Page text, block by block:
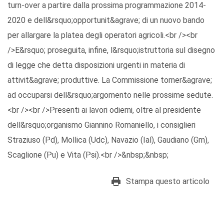
turn-over a partire dalla prossima programmazione 2014-
2020 e dell&rsquo;opportunit&agrave; di un nuovo bando
per allargare la platea degli operatori agricoli.<br /><br
/>E&rsquo; proseguita, infine, l&rsquo;istruttoria sul disegno
di legge che detta disposizioni urgenti in materia di
attivit&agrave; produttive. La Commissione torner&agrave;
ad occuparsi dell&rsquo;argomento nelle prossime sedute.
<br /><br />Presenti ai lavori odierni, oltre al presidente
dell&rsquo;organismo Giannino Romaniello, i consiglieri
Straziuso (Pd), Mollica (Udc), Navazio (Ial), Gaudiano (Gm),
Scaglione (Pu) e Vita (Psi).<br />&nbsp;&nbsp;
Stampa questo articolo